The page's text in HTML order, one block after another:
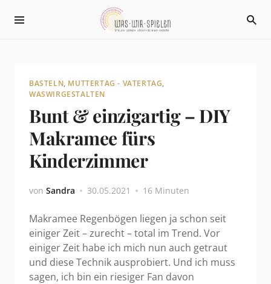
BASTELN, MUTTERTAG - VATERTAG,
WASWIRGESTALTEN
Bunt & einzigartig – DIY
Makramee fürs
Kinderzimmer
von Sandra 30.05.2021 16 Minuten
Makramee Regenbögen liegen ja schon seit
einiger Zeit – zurecht – total im Trend. Vor
einiger Zeit habe ich mich nun auch getraut
und diese Technik ausprobiert. Und ich muss
sagen, ich bin ein riesiger Fan davon